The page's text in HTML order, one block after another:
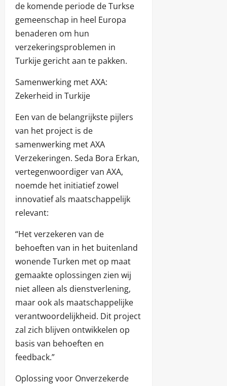
de komende periode de Turkse
gemeenschap in heel Europa
benaderen om hun
verzekeringsproblemen in
Turkije gericht aan te pakken.
Samenwerking met AXA:
Zekerheid in Turkije
Een van de belangrijkste pijlers
van het project is de
samenwerking met AXA
Verzekeringen. Seda Bora Erkan,
vertegenwoordiger van AXA,
noemde het initiatief zowel
innovatief als maatschappelijk
relevant:
“Het verzekeren van de
behoeften van in het buitenland
wonende Turken met op maat
gemaakte oplossingen zien wij
niet alleen als dienstverlening,
maar ook als maatschappelijke
verantwoordelijkheid. Dit project
zal zich blijven ontwikkelen op
basis van behoeften en
feedback.”
Oplossing voor Onverzekerde